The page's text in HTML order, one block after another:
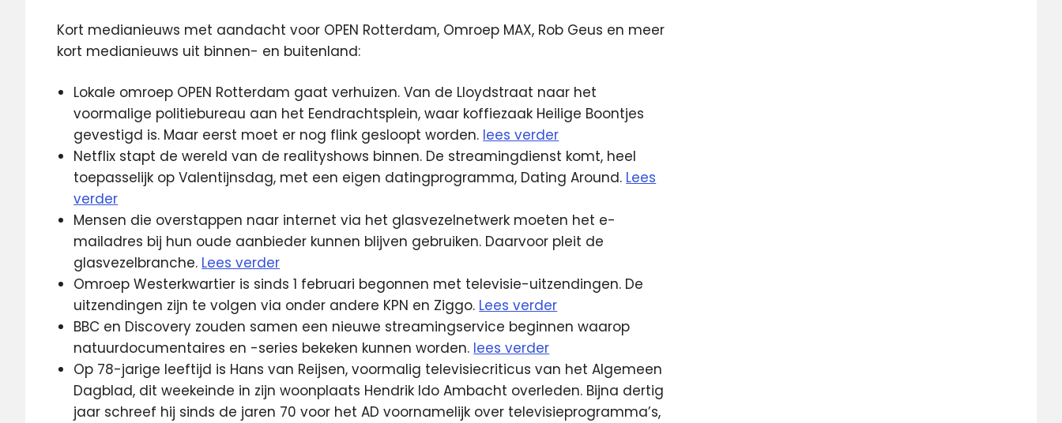
Kort medianieuws met aandacht voor OPEN Rotterdam, Omroep MAX, Rob Geus en meer
kort medianieuws uit binnen- en buitenland:
Lokale omroep OPEN Rotterdam gaat verhuizen. Van de Lloydstraat naar het
voormalige politiebureau aan het Eendrachtsplein, waar koffiezaak Heilige Boontjes
gevestigd is. Maar eerst moet er nog flink gesloopt worden. lees verder
Netflix stapt de wereld van de realityshows binnen. De streamingdienst komt, heel
toepasselijk op Valentijnsdag, met een eigen datingprogramma, Dating Around. Lees
verder
Mensen die overstappen naar internet via het glasvezelnetwerk moeten het e-
mailadres bij hun oude aanbieder kunnen blijven gebruiken. Daarvoor pleit de
glasvezelbranche. Lees verder
Omroep Westerkwartier is sinds 1 februari begonnen met televisie-uitzendingen. De
uitzendingen zijn te volgen via onder andere KPN en Ziggo. Lees verder
BBC en Discovery zouden samen een nieuwe streamingservice beginnen waarop
natuurdocumentaires en -series bekeken kunnen worden. lees verder
Op 78-jarige leeftijd is Hans van Reijsen, voormalig televisiecriticus van het Algemeen
Dagblad, dit weekeinde in zijn woonplaats Hendrik Ido Ambacht overleden. Bijna dertig
jaar schreef hij sinds de jaren 70 voor het AD voornamelijk over televisieprogramma’s,